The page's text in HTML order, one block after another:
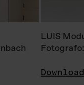
LUIS
Download